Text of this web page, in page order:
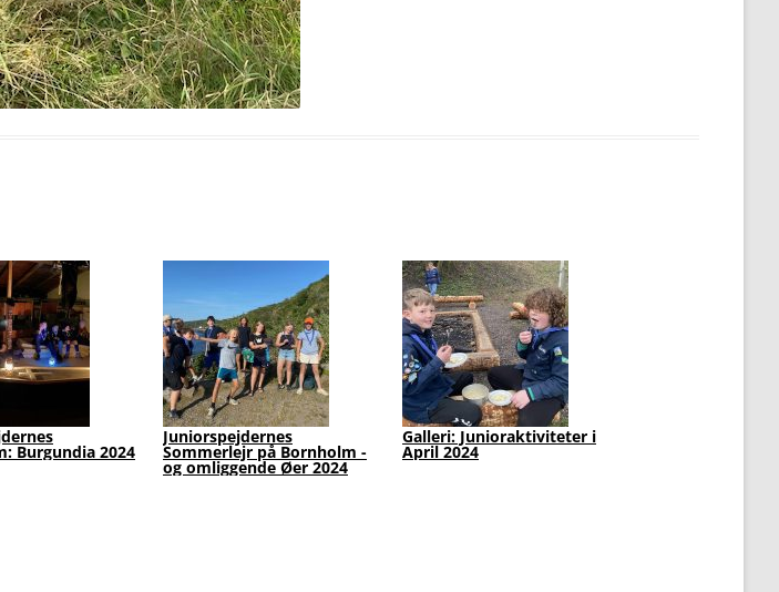
Juniorspejdernes
Sommerlejr på Bornholm -
og omliggende Øer 2024
Galleri: Junioraktiviteter i
April 2024
Galleri: Junior-Spejderne
træder op